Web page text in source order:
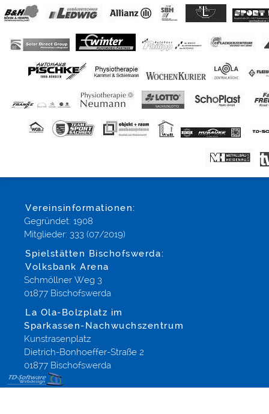
Vereinsinformationen:
Gegründet: 1908
Mitglieder: 333 (07/2019)
Spielstätten Bischofswerda:
Volksbank Arena
Schmöllner Weg 3
01877 Bischofswerda
La Ola-Bolzplatz im
Sparkassen-Nachwuchszentrum
Kunstrasenplatz
Dietrich-Bonhoeffer-Straße 2
01877 Bischofswerda